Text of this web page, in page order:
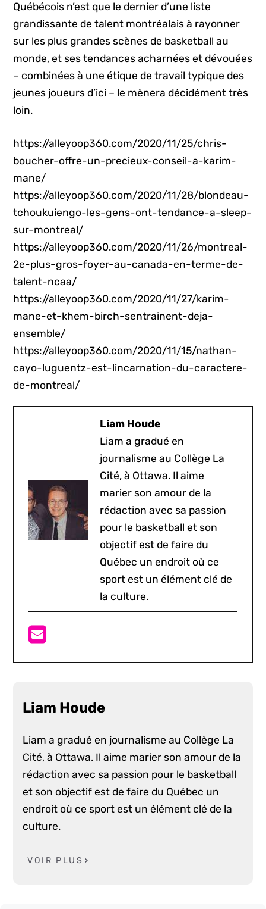
Québécois n’est que le dernier d’une liste
grandissante de talent montréalais à rayonner
sur les plus grandes scènes de basketball au
monde, et ses tendances acharnées et dévouées
– combinées à une étique de travail typique des
jeunes joueurs d’ici – le mènera décidément très
loin.
https://alleyoop360.com/2020/11/25/chris-
boucher-offre-un-precieux-conseil-a-karim-
mane/
https://alleyoop360.com/2020/11/28/blondeau-
tchoukuiengo-les-gens-ont-tendance-a-sleep-
sur-montreal/
https://alleyoop360.com/2020/11/26/montreal-
2e-plus-gros-foyer-au-canada-en-terme-de-
talent-ncaa/
https://alleyoop360.com/2020/11/27/karim-
mane-et-khem-birch-sentrainent-deja-
ensemble/
https://alleyoop360.com/2020/11/15/nathan-
cayo-luguentz-est-lincarnation-du-caractere-
de-montreal/
Liam Houde
Liam a gradué en
journalisme au Collège La
Cité, à Ottawa. Il aime
marier son amour de la
rédaction avec sa passion
pour le basketball et son
objectif est de faire du
Québec un endroit où ce
sport est un élément clé de
la culture.
Liam Houde
Liam a gradué en journalisme au Collège La
Cité, à Ottawa. Il aime marier son amour de la
rédaction avec sa passion pour le basketball
et son objectif est de faire du Québec un
endroit où ce sport est un élément clé de la
culture.
VOIR PLUS